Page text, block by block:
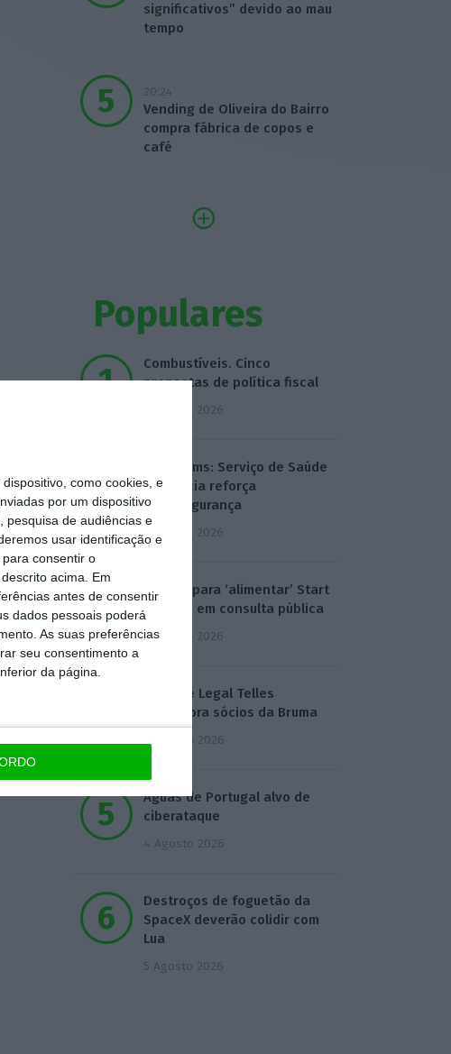
como cookies, e
por um dispositivo
pesquisa de audiências e
usar identificação e
consentir o
acima. Em
antes de consentir
dados pessoais poderá
As suas preferências
seu consentimento a
da página.
significativos” devido ao mau
tempo
20:24
Vending de Oliveira do Bairro
compra fábrica de copos e
café
Populares
Combustíveis. Cinco
propostas de política fiscal
3 Agosto 2026
T-Systems: Serviço de Saúde
de Múrcia reforça
cibersegurança
3 Agosto 2026
Eólicas para ‘alimentar’ Start
Campus em consulta pública
3 Agosto 2026
Deloitte Legal Telles
assessora sócios da Bruma
4 Agosto 2026
Águas de Portugal alvo de
ciberataque
4 Agosto 2026
Destroços de foguetão da
SpaceX deverão colidir com
Lua
5 Agosto 2026